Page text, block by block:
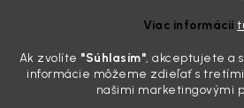
Viac informácií
Ak zvolíte "Súhlasím", akceptujete a
informácie môžeme zdieľať s
našimi marketingovými
Poznáte ten moment. Vonku svieti slnko,
„upratanom“ aute, no pri pohľade na
mriežkach ventilácie, okolo tlačidiel a v